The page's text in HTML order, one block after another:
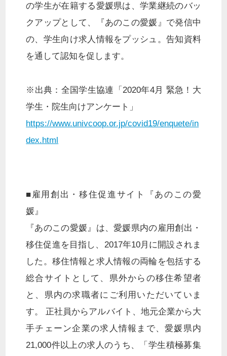
の学生が在籍する愛媛県は、学業継続のバッ
クアップとして、『あのこの愛媛』で発信中
の、学生向け求人情報をプッシュ。告知資料
を通して認知を促します。
※出典：全国学生協連「2020年4月 緊急！大
学生・院生向けアンケート」
https://www.univcoop.or.jp/covid19/enquete/in
dex.html
■雇用創出・移住促進サイト『あのこの愛
媛』
『あのこの愛媛』は、愛媛県内の雇用創出・
移住促進を目指し、2017年10月に開設されま
した。移住情報と求人情報の両輪を包括する
総合サイトとして、県外からの移住希望者
と、県内の求職者にご利用いただいていま
す。 正社員からアルバイト、地元企業から大
手チェーン企業の求人情報まで、愛媛県内
21,000件以上の求人のうち、「学生積極募集